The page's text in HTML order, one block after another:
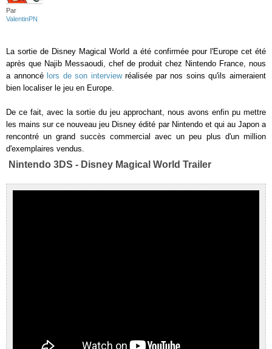
Par
ValentinPN
La sortie de Disney Magical World a été confirmée pour l'Europe cet été
après que Najib Messaoudi, chef de produit chez Nintendo France, nous
a annoncé lors de son interviewréalisée par nos soins qu'ils aimeraient
bien localiser le jeu en Europe.
De ce fait, avec la sortie du jeu approchant, nous avons enfin pu mettre
les mains sur ce nouveau jeu Disney édité par Nintendo et qui au Japon a
rencontré un grand succès commercial avec un peu plus d'un million
d'exemplaires vendus.
Nintendo 3DS - Disney Magical World Trailer